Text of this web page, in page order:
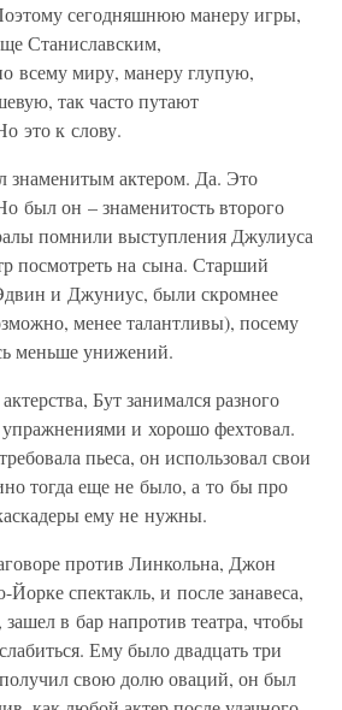
сегодняшнюю манеру игры,
Станиславским,
всему миру, манеру глупую,
так часто путают
это к слову.
знаменитым актером. Да. Это
был он – знаменитость второго
помнили выступления Джулиуса
посмотреть на сына. Старший
и Джуниус, были скромнее
менее талантливы), посему
меньше унижений.
Бут занимался разного
упражнениями и хорошо фехтовал.
пьеса, он использовал свои
тогда еще не было, а то бы про
ему не нужны.
против Линкольна, Джон
спектакль, и после занавеса,
в бар напротив театра, чтобы
Ему было двадцать три
свою долю оваций, он был